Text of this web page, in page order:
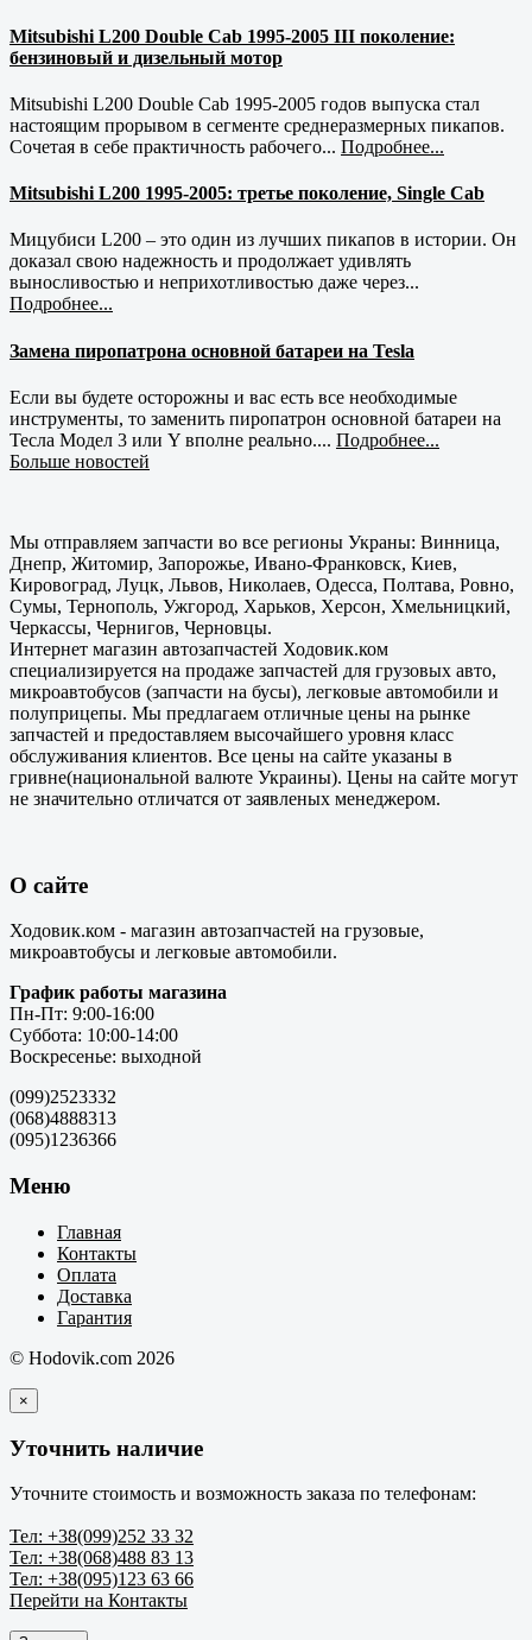
Mitsubishi L200 Double Cab 1995-2005 III поколение:
бензиновый и дизельный мотор
Mitsubishi L200 Double Cab 1995-2005 годов выпуска стал
настоящим прорывом в сегменте среднеразмерных пикапов.
Сочетая в себе практичность рабочего... Подробнее...
Mitsubishi L200 1995-2005: третье поколение, Single Cab
Мицубиси L200 – это один из лучших пикапов в истории. Он
доказал свою надежность и продолжает удивлять
выносливостью и неприхотливостью даже через...
Подробнее...
Замена пиропатрона основной батареи на Tesla
Если вы будете осторожны и вас есть все необходимые
инструменты, то заменить пиропатрон основной батареи на
Тесла Модел 3 или Y вполне реально.... Подробнее...
Больше новостей
Мы отправляем запчасти во все регионы Украны: Винница,
Днепр, Житомир, Запорожье, Ивано-Франковск, Киев,
Кировоград, Луцк, Львов, Николаев, Одесса, Полтава, Ровно,
Сумы, Тернополь, Ужгород, Харьков, Херсон, Хмельницкий,
Черкассы, Чернигов, Черновцы.
Интернет магазин автозапчастей Ходовик.ком
специализируется на продаже запчастей для грузовых авто,
микроавтобусов (запчасти на бусы), легковые автомобили и
полуприцепы. Мы предлагаем отличные цены на рынке
запчастей и предоставляем высочайшего уровня класс
обслуживания клиентов. Все цены на сайте указаны в
гривне(национальной валюте Украины). Цены на сайте могут
не значительно отличатся от заявленых менеджером.
О сайте
Ходовик.ком - магазин автозапчастей на грузовые,
микроавтобусы и легковые автомобили.
График работы магазина
Пн-Пт: 9:00-16:00
Суббота: 10:00-14:00
Воскресенье: выходной
(099)2523332
(068)4888313
(095)1236366
Меню
Главная
Контакты
Оплата
Доставка
Гарантия
© Hodovik.com 2026
×
Уточнить наличие
Уточните стоимость и возможность заказа по телефонам:
Тел: +38(099)252 33 32
Тел: +38(068)488 83 13
Тел: +38(095)123 63 66
Перейти на Контакты